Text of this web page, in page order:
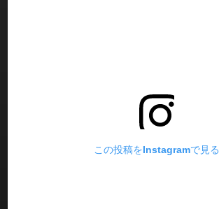
この投稿をInstagramで見る